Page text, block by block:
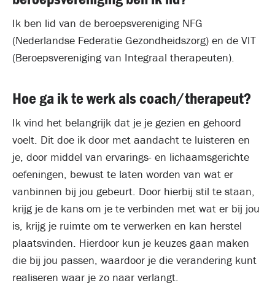
Ik ben lid van de beroepsvereniging NFG
(Nederlandse Federatie Gezondheidszorg) en de VIT
(Beroepsvereniging van Integraal therapeuten).
Hoe ga ik te werk als coach/therapeut?
Ik vind het belangrijk dat je je gezien en gehoord
voelt. Dit doe ik door met aandacht te luisteren en
je, door middel van ervarings- en lichaamsgerichte
oefeningen, bewust te laten worden van wat er
vanbinnen bij jou gebeurt. Door hierbij stil te staan,
krijg je de kans om je te verbinden met wat er bij jou
is, krijg je ruimte om te verwerken en kan herstel
plaatsvinden. Hierdoor kun je keuzes gaan maken
die bij jou passen, waardoor je die verandering kunt
realiseren waar je zo naar verlangt.